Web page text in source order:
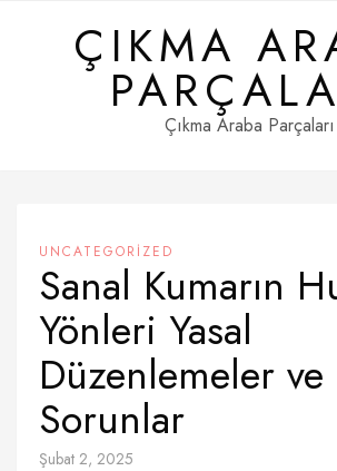
ÇIKMA
Çıkma Araba Parçaları
UNCATEGORIZED
Sanal Kumarın
Yönleri Yasal
Düzenlemeler ve
Sorunlar
Şubat 2, 2025